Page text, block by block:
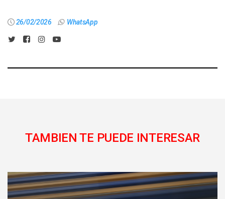
26/02/2026 WhatsApp
TAMBIEN TE PUEDE INTERESAR